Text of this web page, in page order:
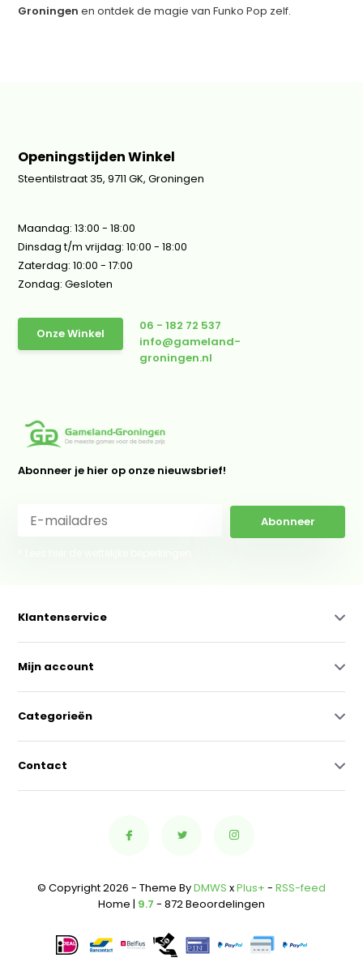
Groningen en ontdek de magie van Funko Pop zelf.
Openingstijden Winkel
Steentilstraat 35, 9711 GK, Groningen
Maandag: 13:00 - 18:00
Dinsdag t/m vrijdag: 10:00 - 18:00
Zaterdag: 10:00 - 17:00
Zondag: Gesloten
Onze Winkel
06 - 182 72 537
info@gameland-
groningen.nl
Abonneer je hier op onze nieuwsbrief!
Abonneer
Klantenservice
Mijn account
Categorieën
Contact
© Copyright 2026 - Theme ByDMWS xPlus+ - RSS-feed
Home | 9.7 - 872 Beoordelingen